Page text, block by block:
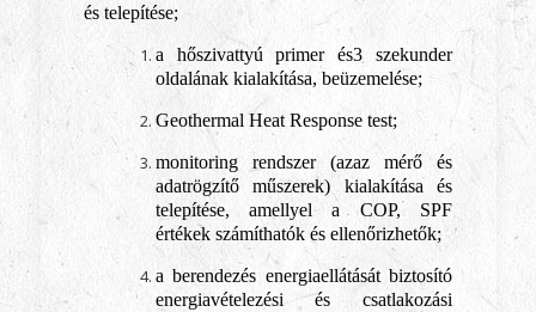
és telepítése;
a hőszivattyú primer és3 szekunder
oldalának kialakítása, beüzemelése;
Geothermal Heat Response test;
monitoring rendszer (azaz mérő és
adatrögzítő műszerek) kialakítása és
telepítése, amellyel a COP, SPF
értékek számíthatók és ellenőrizhetők;
a berendezés energiaellátását biztosító
energiavételezési és csatlakozási